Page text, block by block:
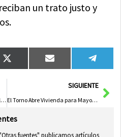
un trato justo y
Compartir
en
X
(Twitter)
Compartir
en
Email
en
Propuesta Del Gobierno De Castilla-La Mancha A Diputaciones Para Unirse Al Plan Corresponsables En Municipios Pequeños
SIGUIENTE
El Torno Abre Vivienda para Mayores con Capacidad para 10 Usuarios Tras Inversión de 545.000 Euros